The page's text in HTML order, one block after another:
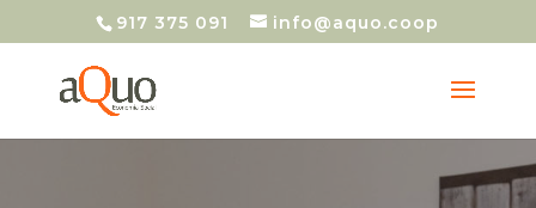
917 375 091 info@aquo.coop